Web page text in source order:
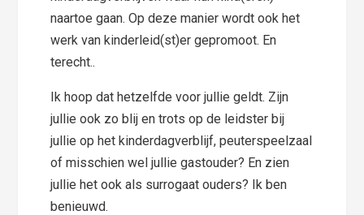
naartoe gaan. Op deze manier wordt ook het
werk van kinderleid(st)er gepromoot. En
terecht..
Ik hoop dat hetzelfde voor jullie geldt. Zijn
jullie ook zo blij en trots op de leidster bij
jullie op het kinderdagverblijf, peuterspeelzaal
of misschien wel jullie gastouder? En zien
jullie het ook als surrogaat ouders? Ik ben
benieuwd.